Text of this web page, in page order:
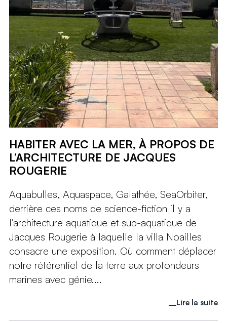
HABITER AVEC LA MER, À PROPOS DE
L’ARCHITECTURE DE JACQUES
ROUGERIE
Aquabulles, Aquaspace, Galathée, SeaOrbiter,
derrière ces noms de science-fiction il y a
l'architecture aquatique et sub-aquatique de
Jacques Rougerie à laquelle la villa Noailles
consacre une exposition. Où comment déplacer
notre référentiel de la terre aux profondeurs
marines avec génie....
Lire la suite